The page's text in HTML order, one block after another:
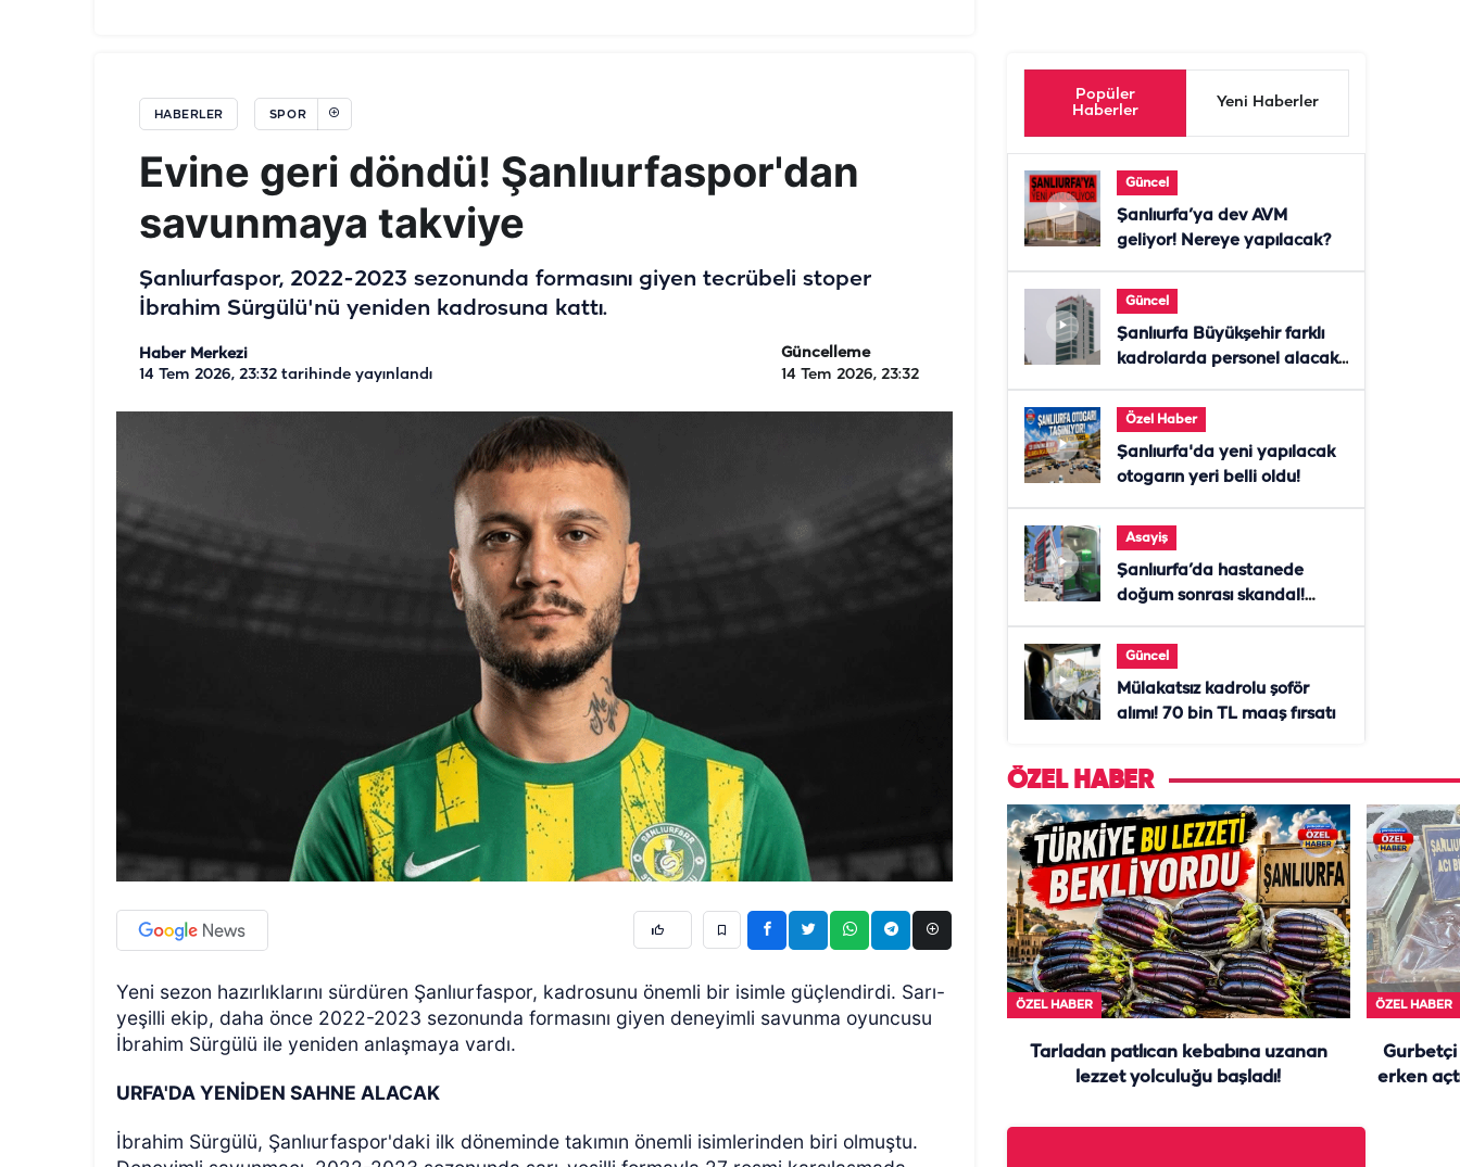
HABERLER SPOR
Evine geri döndü! Şanlıurfaspor'dan
savunmaya takviye
Şanlıurfaspor, 2022-2023 sezonunda formasını giyen tecrübeli stoper
İbrahim Sürgülü'nü yeniden kadrosuna kattı.
Haber Merkezi
14 Tem 2026, 23:32 tarihinde yayınlandı
Güncelleme
14 Tem 2026, 23:32
Yeni sezon hazırlıklarını sürdüren Şanlıurfaspor, kadrosunu önemli bir isimle güçlendirdi. Sarı-
yeşilli ekip, daha önce 2022-2023 sezonunda formasını giyen deneyimli savunma oyuncusu
İbrahim Sürgülü ile yeniden anlaşmaya vardı.
URFA'DA YENİDEN SAHNE ALACAK
İbrahim Sürgülü, Şanlıurfaspor'daki ilk döneminde takımın önemli isimlerinden biri olmuştu.
Popüler
Haberler
Yeni Haberler
Güncel
Şanlıurfa’ya dev AVM
geliyor! Nereye yapılacak?
Güncel
Şanlıurfa Büyükşehir farklı
kadrolarda personel alacak!
Özel Haber
Şanlıurfa'da yeni yapılacak
otogarın yeri belli oldu!
Asayiş
Şanlıurfa’da hastanede
doğum sonrası skandal!
Güncel
Mülakatsız kadrolu şoför
alımı! 70 bin TL maaş fırsatı
ÖZEL HABER
ÖZEL HABER
Tarladan patlıcan kebabına uzanan
lezzet yolculuğu başladı!
ÖZEL HABER
Gurbetçi
erken